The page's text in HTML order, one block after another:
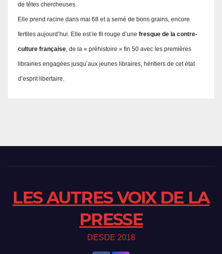
de têtes chercheuses.
Elle prend racine dans mai 68 et a semé de bons grains, encore
fertiles aujourd’hui. Elle est le fil rouge d’une fresque de la contre-
culture française, de la « préhistoire » fin 50 avec les premières
librairies engagées jusqu’aux jeunes libraires, héritiers de cet état
d’esprit libertaire.
LES AUTRES VOIX DE LA
PRESSE
DESDE 2018